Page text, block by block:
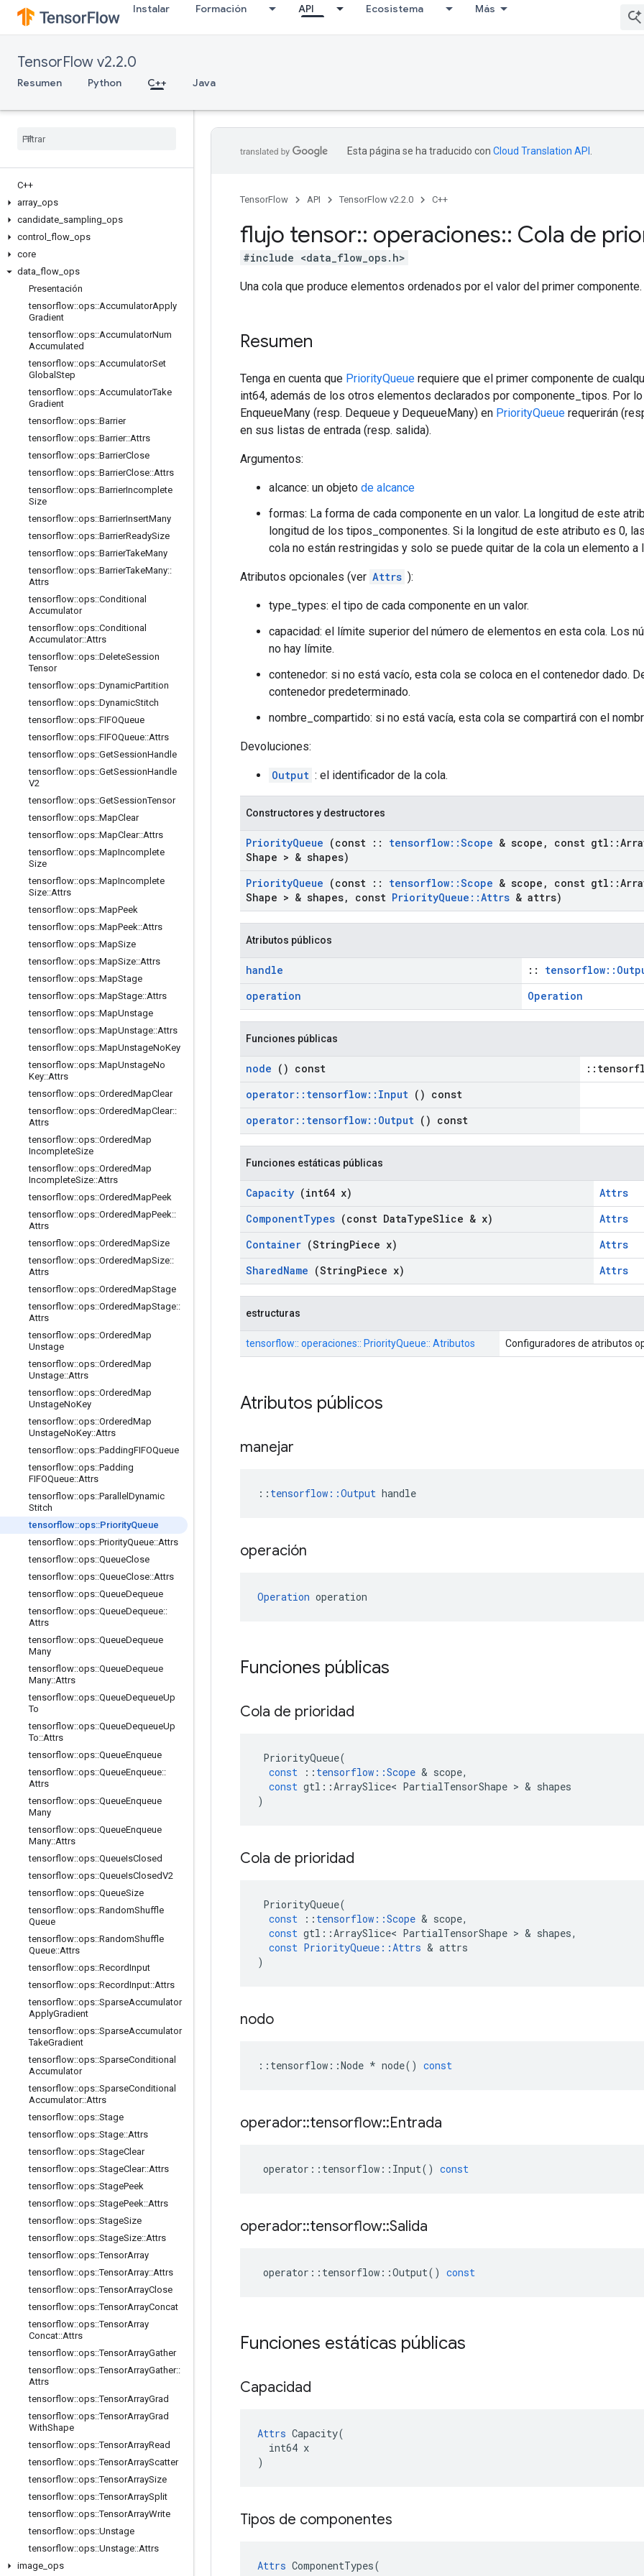
Instalar Formación API Ecosistema Más
TensorFlow v2.2.0
Resumen Python C++ Java
C++
array ops
candidate sampling ops
control
flow ops
core
data flow ops
Presentación
tensorflow::ops::AccumulatorApply
Gradient
tensorflow::ops::AccumulatorNum
Accumulated
tensorflow::ops::AccumulatorSet
Global Step
tensorflow::ops::AccumulatorTake
Gradient
tensorflow::ops::Barrier
tensorflow::ops::Barrier::Attrs
tensorflow::ops::BarrierClose
tensorflow::ops::BarrierClose::Attrs
tensorflow::ops::BarrierIncomplete
Size
tensorflow::ops::BarrierInsertMany
tensorflow::ops::BarrierReadySize
tensorflow::ops::BarrierTakeMany
tensorflow::ops::BarrierTakeMany::
Attrs
tensorflow::ops::Conditional
Accumulator
tensorflow::ops::Conditional
Accumulator::Attrs
tensorflow::ops::DeleteSession
Tensor
tensorflow::ops::DynamicPartition
tensorflow::ops::DynamicStitch
tensorflow::ops::FIFOQueue
tensorflow::ops::FIFOQueue::Attrs
tensorflow::ops::GetSessionHandle
tensorflow::ops::GetSessionHandle
V2
tensorflow::ops::GetSessionTensor
tensorflow::ops::MapClear
tensorflow::ops::MapClear::Attrs
tensorflow::ops::MapIncomplete
Size
tensorflow::ops::MapIncomplete
Size::Attrs
tensorflow::ops::MapPeek
tensorflow::ops::MapPeek::Attrs
tensorflow::ops::MapSize
tensorflow::ops::MapSize::Attrs
tensorflow::ops::MapStage
tensorflow::ops::MapStage::Attrs
tensorflow::ops::MapUnstage
tensorflow::ops::MapUnstage::Attrs
tensorflow::ops::MapUnstageNoKey
tensorflow::ops::MapUnstageNo
Key::Attrs
tensorflow::ops::OrderedMapClear
tensorflow::ops::OrderedMapClear::
Attrs
tensorflow::ops::OrderedMap
IncompleteSize
tensorflow::ops::OrderedMap
IncompleteSize::Attrs
tensorflow::ops::OrderedMapPeek
tensorflow::ops::OrderedMapPeek::
Attrs
tensorflow::ops::OrderedMapSize
tensorflow::ops::OrderedMapSize::
Attrs
tensorflow::ops::OrderedMapStage
tensorflow::ops::OrderedMapStage::
Attrs
tensorflow::ops::OrderedMap
Unstage
tensorflow::ops::OrderedMap
Unstage::Attrs
tensorflow::ops::OrderedMap
UnstageNoKey
tensorflow::ops::OrderedMap
UnstageNoKey::Attrs
tensorflow::ops::PaddingFIFOQueue
tensorflow::ops::Padding
FIFOQueue::Attrs
tensorflow::ops::Parallel Dynamic
Stitch
tensorflow::ops::PriorityQueue
tensorflow::ops::PriorityQueue::Attrs
tensorflow::ops::QueueClose
tensorflow::ops::QueueClose::Attrs
tensorflow::ops::QueueDequeue
tensorflow::ops::QueueDequeue::
Attrs
tensorflow::ops::QueueDequeue
Many
tensorflow::ops::QueueDequeue
Many::Attrs
tensorflow::ops::QueueDequeueUp
To
tensorflow::ops::QueueDequeueUp
To::Attrs
tensorflow::ops::QueueEnqueue
tensorflow::ops::QueueEnqueue::
Attrs
tensorflow::ops::QueueEnqueue
Many
tensorflow::ops::QueueEnqueue
Many::Attrs
tensorflow::ops::QueueIsClosed
tensorflow::ops::QueueIsClosedV2
tensorflow::ops::QueueSize
tensorflow::ops::RandomShuffle
Queue
tensorflow::ops::RandomShuffle
Queue::Attrs
tensorflow::ops::RecordInput
tensorflow::ops::RecordInput::Attrs
tensorflow::ops::SparseAccumulator
ApplyGradient
tensorflow::ops::SparseAccumulator
TakeGradient
tensorflow::ops::SparseConditional
Accumulator
tensorflow::ops::SparseConditional
Accumulator::Attrs
tensorflow::ops::Stage
tensorflow::ops::Stage::Attrs
tensorflow::ops::StageClear
tensorflow::ops::StageClear::Attrs
tensorflow::ops::StagePeek
tensorflow::ops::StagePeek::Attrs
tensorflow::ops::StageSize
tensorflow::ops::StageSize::Attrs
tensorflow::ops::TensorArray
tensorflow::ops::TensorArray::Attrs
tensorflow::ops::TensorArrayClose
tensorflow::ops::TensorArrayConcat
tensorflow::ops::TensorArray
Concat::Attrs
tensorflow::ops::TensorArrayGather
tensorflow::ops::TensorArrayGather::
Attrs
tensorflow::ops::TensorArrayGrad
tensorflow::ops::TensorArrayGrad
WithShape
tensorflow::ops::TensorArrayRead
tensorflow::ops::TensorArrayScatter
tensorflow::ops::TensorArraySize
tensorflow::ops::TensorArraySplit
tensorflow::ops::TensorArrayWrite
tensorflow::ops::Unstage
tensorflow::ops::Unstage::Attrs
image ops
Esta página se ha traducido con Cloud Translation API
TensorFlow API TensorFlow v2.2.0 C++
flujo tensor:: operaciones:: Cola de
#include <data_flow_ops.h>
Una cola que produce elementos ordenados por el valor del primer componente.
Resumen
Tenga en cuenta que PriorityQueue requiere que el primer componente de
int64, además de los otros elementos declarados por componente_tipos. Por
EnqueueMany (resp. Dequeue y DequeueMany) en PriorityQueue requerirán
en sus listas de entrada (resp. salida).
Argumentos:
alcance: un objeto de alcance
formas: La forma de cada componente en un valor. La longitud de este
longitud de los tipos_componentes. Si la longitud de este atributo es 0,
cola no están restringidas y solo se puede quitar de la cola un elemento a
Atributos opcionales (ver Attrs ):
type_types: el tipo de cada componente en un valor.
capacidad: el límite superior del número de elementos en esta cola. Los
no hay límite.
contenedor: si no está vacío, esta cola se coloca en el contenedor dado.
contenedor predeterminado.
nombre_compartido: si no está vacía, esta cola se compartirá con el
Devoluciones:
Output : el identificador de la cola.
Constructores y destructores
PriorityQueue (const :: tensorflow::Scope & scope , const gtl ::
Shape > & shapes)
PriorityQueue (const :: tensorflow::Scope & scope , const gtl ::
Shape > & shapes, const PriorityQueue ::Attrs & attrs)
Atributos públicos
handle ::
operation
Operation
Funciones públicas
node () const
operator:: tensorflow:: Input () const
operator:: tensorflow:: Output () const
Funciones estáticas públicas
Capacity (int64 x)
Attrs
ComponentTypes (const DataTypeSlice & x)
Attrs
Container (StringPiece x)
Attrs
SharedName (StringPiece x) Attrs
estructuras
tensorflow:: operaciones:: PriorityQueue:: Atributos Configuradores de atributos
Atributos públicos
manejar
:: tensorflow::Output handle
operación
Operation operation
Funciones públicas
Cola de prioridad
PriorityQueue(
const
:: tensorflow ::Scope & scope,
const gtl ::ArraySlice< PartialTensorShape > & shapes
)
Cola de prioridad
PriorityQueue(
const
:: tensorflow ::Scope & scope,
const gtl ::ArraySlice< PartialTensorShape > & shapes,
const PriorityQueue ::Attrs & attrs
)
nodo
:: tensorflow ::Node * node() const
operador::tensorflow::Entrada
operator :: tensorflow :: Input() const
operador::tensorflow::Salida
operator :: tensorflow ::Output() const
Funciones estáticas públicas
Capacidad
Attrs Capacity(
  int64 x
)
Tipos de componentes
Attrs ComponentTypes(